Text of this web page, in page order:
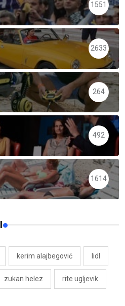
1551
2633
264
492
1614
kerim alajbegović lidl
zukan helez rite ugljevik